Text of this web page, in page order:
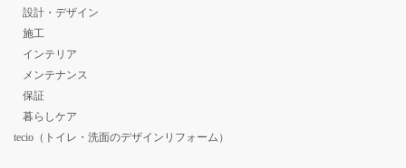
設計・デザイン
施工
インテリア
メンテナンス
保証
暮らしケア
tecio（トイレ・洗面のデザインリフォーム）